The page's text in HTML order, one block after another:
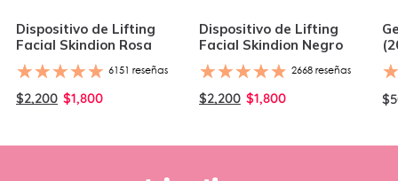
Dispositivo de Lifting
Facial Skindion Rosa
6151 reseñas
Precio
$2,200 Precio
$1,800
Dispositivo de Lifting
Facial Skindion Negro
2668 reseñas
Precio
$2,200 Precio
$1,800